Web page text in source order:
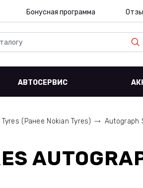
Бонусная программа
АВТОСЕРВИС
Tyres (Ранее Nokian Tyres) Autograph